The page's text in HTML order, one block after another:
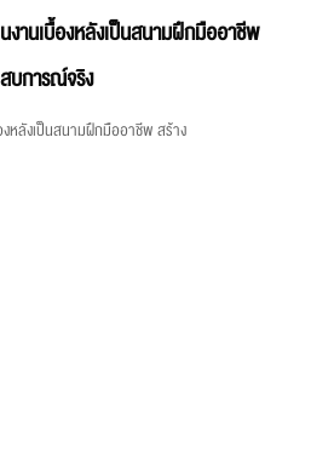
านเบื้องหลังเป็นสนามฝึกมืออาชีพ
บการณ์จริง
หลังเป็นสนามฝึกมืออาชีพ สร้าง